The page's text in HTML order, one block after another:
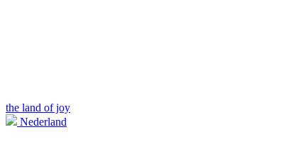
the land of joy
Nederland